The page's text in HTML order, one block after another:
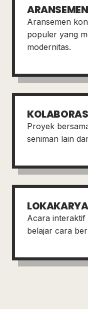
Aransemen
populer yang
modernitas.
Proyek
seniman lain
LOKAKARYA
Acara interaktif
belajar cara